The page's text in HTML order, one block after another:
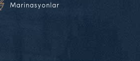
Marinasyonlar